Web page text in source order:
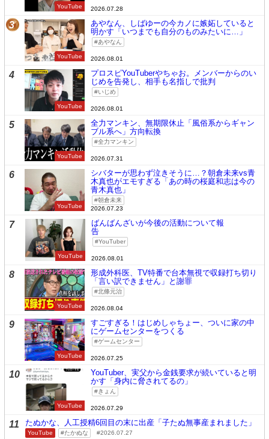
YouTube 2026.07.28
3
YouTube
あやなん、しばゆーの今カノに嫉妬していると
明かす「いつまでも自分のものみたいに…」
あやなん
2026.08.01
4
YouTube
プロスピYouTuberやちゃお。メンバーからのい
じめを告発し、相手も名指しで批判
いじめ
2026.08.01
5
YouTube
全力マンキン、無期限休止「風俗系からギャン
ブル系へ」方向転換
全力マンキン
2026.07.31
6
YouTube
シバターが思わず泣きそうに…？朝倉未来vs青
木真也がエモすぎる「あの時の桜庭和志は今の
青木真也」
朝倉未来
2026.07.23
7
YouTube
ばんばんざいが今後の活動について報
告
YouTuber
2026.08.01
8
YouTube
形成外科医、TV特番で台本無視で収録打ち切り
「言い訳できません」と謝罪
北條元治
2026.08.04
9
YouTube
すごすぎる！はじめしゃちょー、ついに家の中
にゲームセンターをつくる
ゲームセンター
2026.07.25
10
YouTube
YouTuber、実父から金銭要求が続いていると明
かす「身内に脅されてるの」
きょん
2026.07.29
11 たぬかな、人工授精6回目の末に出産「子たぬ無事産まれました」
YouTube たかぬな 2026.07.27